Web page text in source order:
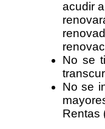
acudir
No se
No se
Rentas